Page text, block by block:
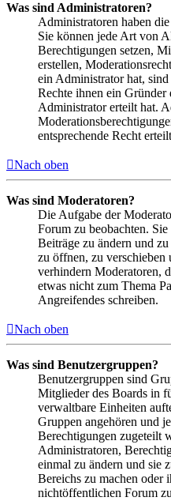
Was sind Administratoren?
Administratoren haben
Sie können jede Art von
Berechtigungen setzen,
erstellen,
ein Administrator hat,
Rechte ihnen ein Gründer
Administrator erteilt hat.
entsprechende Recht
Nach oben
Was sind Moderatoren?
Die Aufgabe der
Forum zu beobachten.
Beiträge zu ändern und
zu öffnen, zu
verhindern Moderatoren,
etwas nicht zum Thema
Angreifendes schreiben.
Nach oben
Was sind Benutzergruppen?
Benutzergruppen sind
Mitglieder des Boards in
verwaltbare Einheiten
Gruppen angehören und
Berechtigungen zugeteilt
Administratoren,
einmal zu ändern und sie
Bereichs zu machen oder
nichtöffentlichen Forum